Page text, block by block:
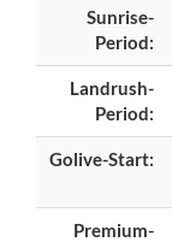
Sunrise-
Period:
Landrush-
Period:
Golive-Start:
Premium-